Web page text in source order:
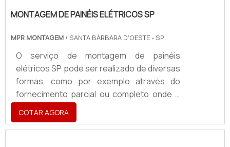
MONTAGEM DE PAINÉIS ELÉTRICOS SP
MPR MONTAGEM / SANTA BÁRBARA D'OESTE - SP
O serviço de montagem de painéis
elétricos SP pode ser realizado de diversas
formas, como por exemplo através do
fornecimento parcial ou completo onde o
cliente envia parte dos principais
equipamentos e, a empresa completa esta
lista com outros materiais. Tais formas de
COTAR AGORA